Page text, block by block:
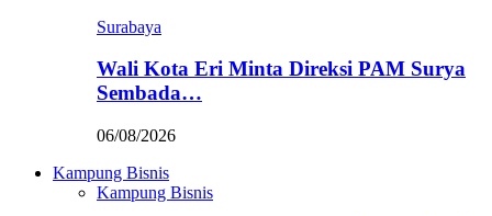
Surabaya
Wali Kota Eri Minta Direksi PAM Surya
Sembada…
06/08/2026
Kampung Bisnis
Kampung Bisnis